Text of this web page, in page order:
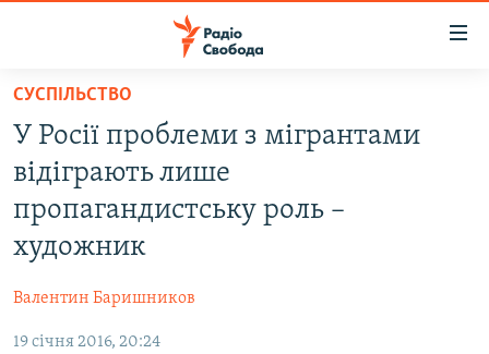
Перейти
основного
матеріалу
Перейти
до
основної
Перейти
до
РАДІО СВОБОДА – 70 РОКІВ
ВСЕ ЗА ДОБУ
СТАТТІ
СУСПІЛЬСТВО
ДОНБАС.РЕАЛІЇ
СУСПІЛЬСТВО
У Росії проблеми з мігрантами
відіграють лише
пропагандистську роль –
художник
Валентин Баришников
19 січня 2016, 20:24